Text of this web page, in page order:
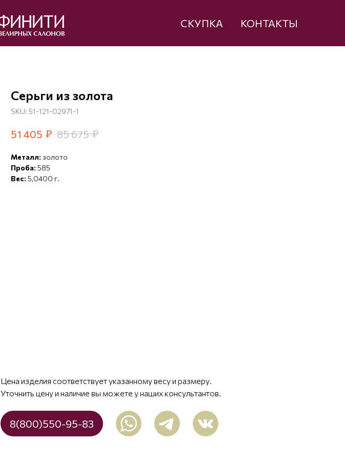
СКУПКА КОНТАКТЫ
Серьги из золота
SKU: 51-121-02971-1
51 405 ₽ 85 675 ₽
Металл: золото
Проба: 585
Вес: 5,0400 г.
Цена изделия соответствует указанному весу и размеру.
Уточнить цену и наличие вы можете у наших консультантов.
8(800)550-95-83